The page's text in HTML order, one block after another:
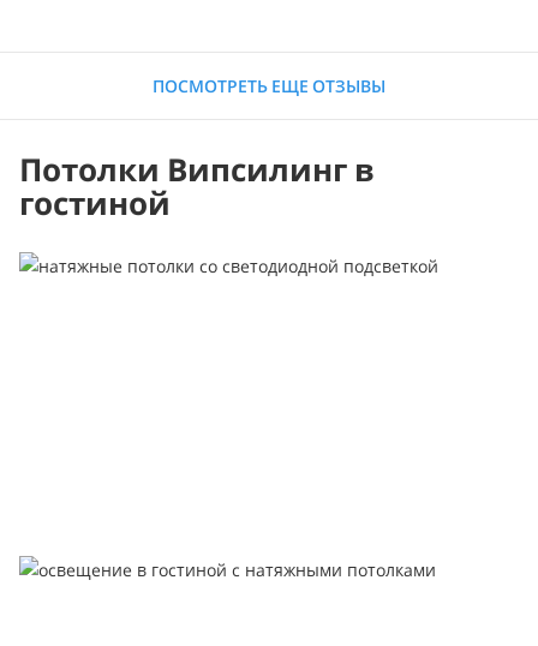
ПОСМОТРЕТЬ ЕЩЕ ОТЗЫВЫ
Потолки Випсилинг в
гостиной